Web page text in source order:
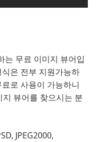
는 무료 이미지 뷰어입
은 전부 지원가능하
로 사용이 가능하니
뷰어를 찾으시는 분
JPEG2000,